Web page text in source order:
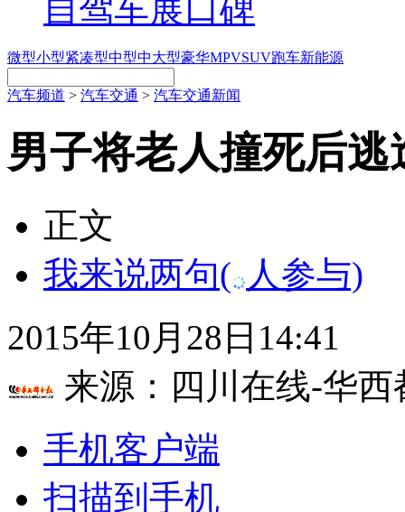
自驾车展口碑
微型小型紧凑型中型中大型豪华MPVSUV跑车新能源
汽车频道 > 汽车交通 > 汽车交通新闻
男子将老人撞死后
正文
我来说两句( 人参与)
2015年10月28日14:41
来源： 四川在线-华西
手机客户端
扫描到手机